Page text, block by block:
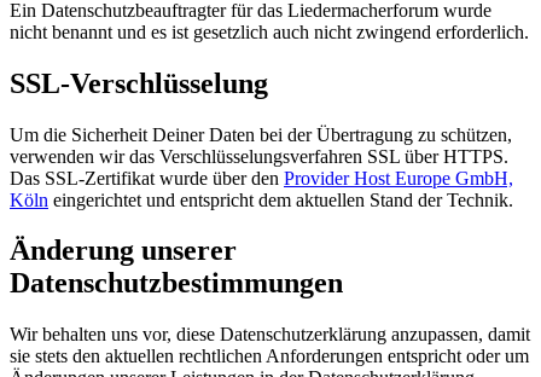
Ein Datenschutzbeauftragter für das Liedermacherforum wurde
nicht benannt und es ist gesetzlich auch nicht zwingend erforderlich.
SSL-Verschlüsselung
Um die Sicherheit Deiner Daten bei der Übertragung zu schützen,
verwenden wir das Verschlüsselungsverfahren SSL über HTTPS.
Das SSL-Zertifikat wurde über den Provider Host Europe GmbH,
Köln eingerichtet und entspricht dem aktuellen Stand der Technik.
Änderung unserer
Datenschutzbestimmungen
Wir behalten uns vor, diese Datenschutzerklärung anzupassen, damit
sie stets den aktuellen rechtlichen Anforderungen entspricht oder um